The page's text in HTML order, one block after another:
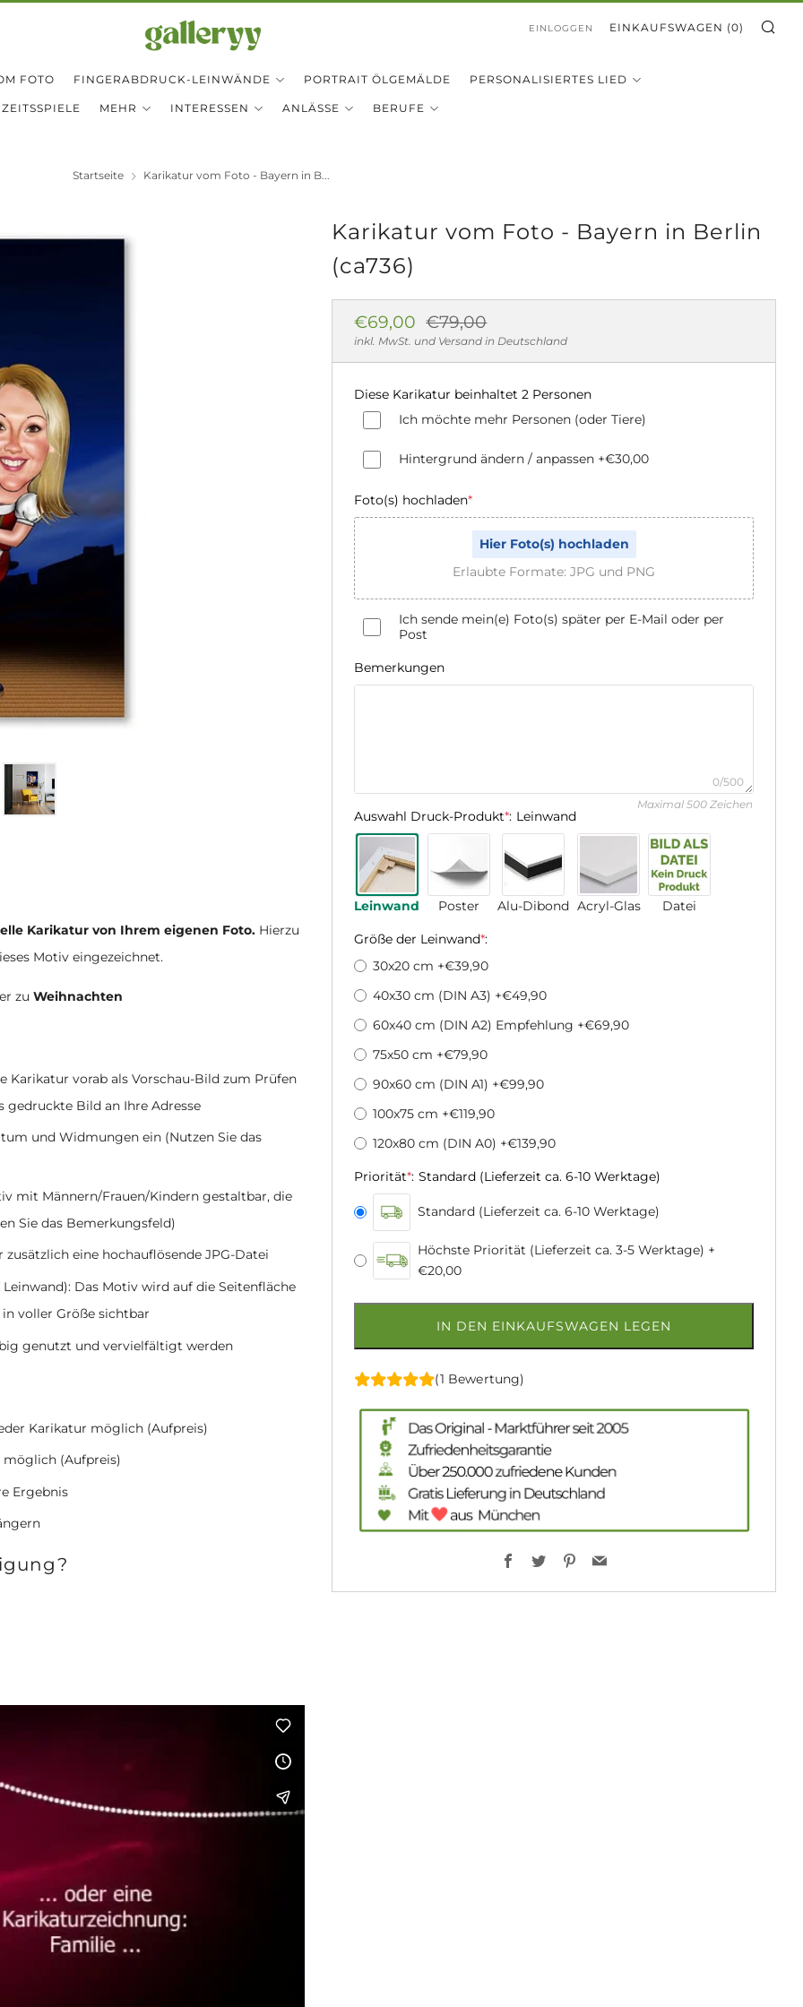
FOTO FINGERABDRUCK-LEINWÄNDE PORTRAIT ÖLGEMÄLDE PERSONALISIERTES LIED
MEHR INTERESSEN ANLÄSSE BERUFE
EINLOGGEN EINKAUFSWAGEN (0)
Startseite Karikatur vom Foto - Bayern in B...
Karikatur vom Foto - Bayern in Berlin
(ca736)
Normaler
Preis
€69,00 Sonderpreis
€79,00
inkl. MwSt. und Versand in Deutschland
Diese Karikatur beinhaltet 2 Personen
Ich möchte mehr Personen (oder Tiere)
Hintergrund ändern / anpassen +€30,00
Foto(s) hochladen*
Hier Foto(s) hochladen
Erlaubte Formate: JPG und PNG
Ich sende mein(e) Foto(s) später per E-Mail oder per
Post
Bemerkungen
0/500
Maximal 500 Zeichen
Auswahl Druck-Produkt*: Leinwand
Leinwand Poster Alu-Dibond Acryl-Glas Datei
Größe der Leinwand*:
30x20 cm +€39,90
40x30 cm (DIN A3) +€49,90
60x40 cm (DIN A2) Empfehlung +€69,90
75x50 cm +€79,90
90x60 cm (DIN A1) +€99,90
100x75 cm +€119,90
120x80 cm (DIN A0) +€139,90
Priorität*: Standard (Lieferzeit ca. 6-10 Werktage)
Standard (Lieferzeit ca. 6-10 Werktage)
Höchste Priorität (Lieferzeit ca. 3-5 Werktage) +
€20,00
IN DEN EINKAUFSWAGEN LEGEN
(1 Bewertung)
Facebook
TwitterPinterest
Karikatur von Ihrem eigenen Foto. Hierzu
Motiv eingezeichnet.
zuWeihnachten
Karikatur vorab als Vorschau-Bild zum Prüfen
gedruckte Bild an Ihre Adresse
und Widmungen ein (Nutzen Sie das
mit Männern/Frauen/Kindern gestaltbar, die
Sie das Bemerkungsfeld)
eine hochauflösende JPG-Datei
Das Motiv wird auf die Seitenfläche
voller Größe sichtbar
genutzt und vervielfältigt werden
Karikatur möglich (Aufpreis)
(Aufpreis)
Ergebnis